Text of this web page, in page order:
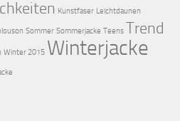
Kunstfaser Leichtdaunen
Sommer Sommerjacke Teens Trend
Winter 2015 Winterjacke